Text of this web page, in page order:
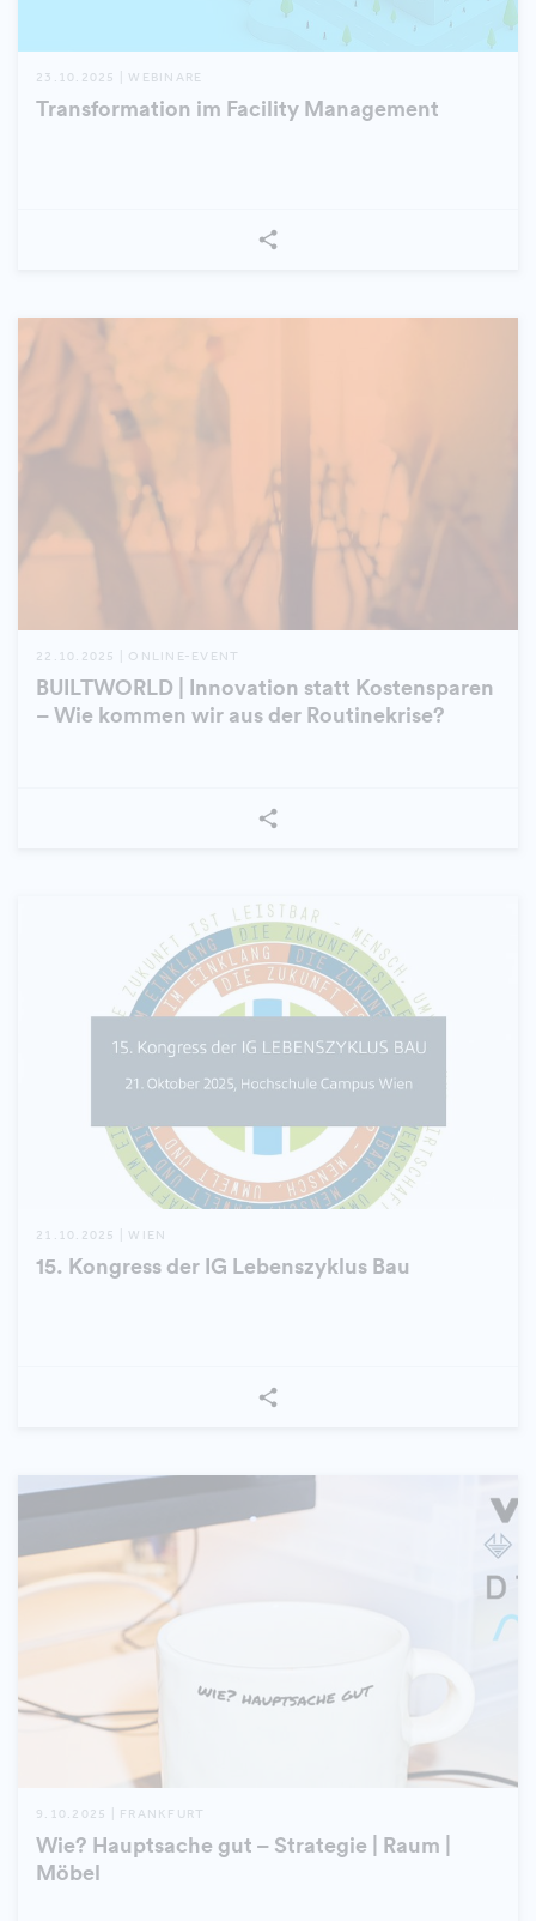
23.10.2025 | WEBINARE
Transformation im Facility Management
22.10.2025 | ONLINE-EVENT
BUILTWORLD | Innovation statt Kostensparen
– Wie kommen wir aus der Routinekrise?
21.10.2025 | WIEN
15. Kongress der IG Lebenszyklus Bau
9.10.2025 | FRANKFURT
Wie? Hauptsache gut – Strategie | Raum |
Möbel